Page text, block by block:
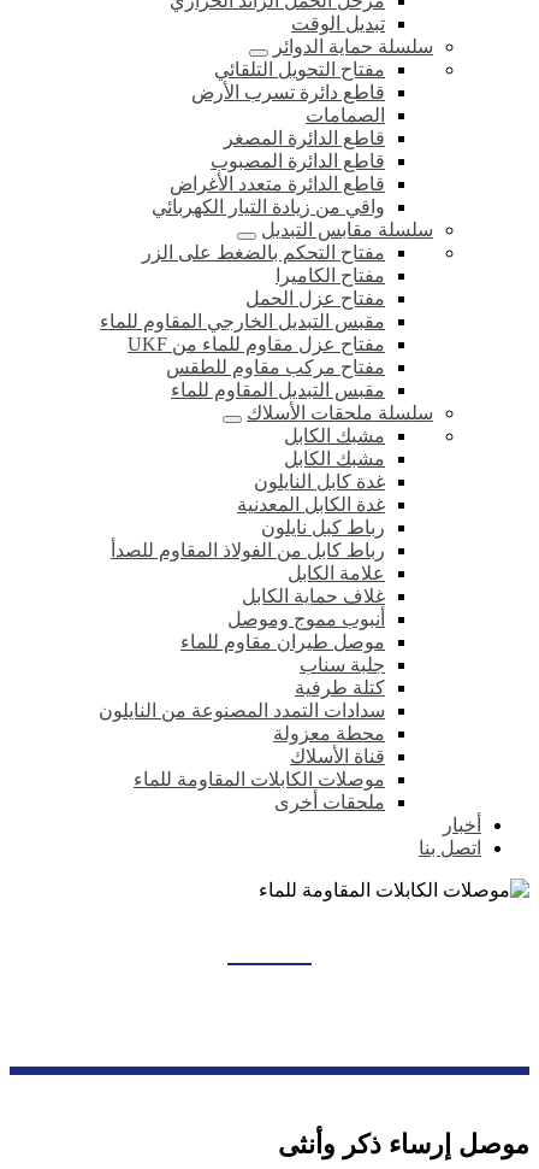
تبديل الوقت
سلسلة حماية الدوائر
مفتاح التحويل التلقائي
قاطع دائرة تسرب الأرض
الصمامات
قاطع الدائرة المصغر
قاطع الدائرة المصبوب
قاطع الدائرة متعدد الأغراض
واقي من زيادة التيار الكهربائي
سلسلة مقابس التبديل
مفتاح التحكم بالضغط على الزر
مفتاح الكاميرا
مفتاح عزل الحمل
مقبس التبديل الخارجي المقاوم للماء
مفتاح عزل مقاوم للماء من UKF
مفتاح مركب مقاوم للطقس
مقبس التبديل المقاوم للماء
سلسلة ملحقات الأسلاك
مشبك الكابل
مشبك الكابل
غدة كابل النايلون
غدة الكابل المعدنية
رباط كبل نايلون
رباط كابل من الفولاذ المقاوم للصدأ
علامة الكابل
غلاف حماية الكابل
أنبوب مموج وموصل
موصل طيران مقاوم للماء
جلبة سناب
كتلة طرفية
سدادات التمدد المصنوعة من النايلون
محطة معزولة
قناة الأسلاك
موصلات الكابلات المقاومة للماء
ملحقات أخرى
أخبار
اتصل بنا
موصل إرساء ذكر وأنثى